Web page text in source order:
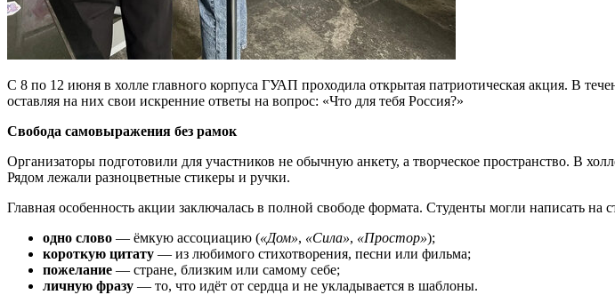
С 8 по 12 июня в холле главного корпуса ГУАП проходила открытая патриотическая акция. В
оставляя на них свои искренние ответы на вопрос: «Что для тебя Россия?»
Свобода самовыражения без рамок
Организаторы подготовили для участников не обычную анкету, а творческое пространство. В
Рядом лежали разноцветные стикеры и ручки.
Главная особенность акции заключалась в полной свободе формата. Студенты могли написать на
одно слово — ёмкую ассоциацию («Дом», «Сила», «Простор»);
короткую цитату — из любимого стихотворения, песни или фильма;
пожелание — стране, близким или самому себе;
личную фразу — то, что идёт от сердца и не укладывается в шаблоны.